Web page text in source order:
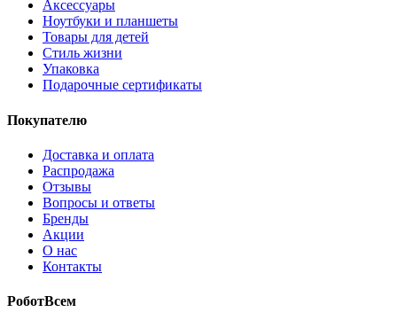
Аксессуары
Ноутбуки и планшеты
Товары для детей
Стиль жизни
Упаковка
Подарочные сертификаты
Покупателю
Доставка и оплата
Распродажа
Отзывы
Вопросы и ответы
Бренды
Акции
О нас
Контакты
РоботВсем